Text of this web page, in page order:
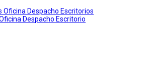
Oficina Despacho Escritorios
Despacho Escritorio